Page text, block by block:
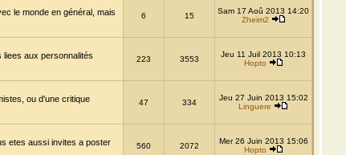
le monde en général, mais
6 15
Sam 17 Aoû 2013 14:20
Zheim2
liees aux personnalités
223 3553
Jeu 11 Juil 2013 10:13
Hopto
ou d'une critique
47 334
Jeu 27 Juin 2013 15:02
Linguere
etes aussi invites a poster
560 2072
Mer 26 Juin 2013 15:06
Hopto